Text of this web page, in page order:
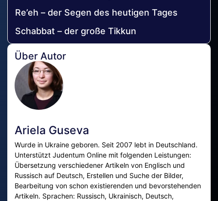
Re’eh – der Segen des heutigen Tages
Schabbat – der große Tikkun
Über Autor
Ariela Guseva
Wurde in Ukraine geboren. Seit 2007 lebt in Deutschland.
Unterstützt Judentum Online mit folgenden Leistungen:
Übersetzung verschiedener Artikeln von Englisch und
Russisch auf Deutsch, Erstellen und Suche der Bilder,
Bearbeitung von schon existierenden und bevorstehenden
Artikeln. Sprachen: Russisch, Ukrainisch, Deutsch,